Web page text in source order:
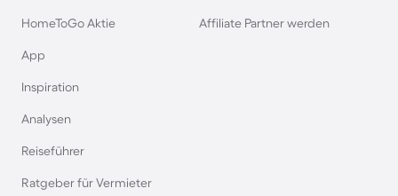
Chalets in Norwegen
Chalets in Renesse
HomeToGo Aktie
App
Inspiration
Analysen
Reiseführer
Ratgeber für Vermieter
Affiliate Partner werden